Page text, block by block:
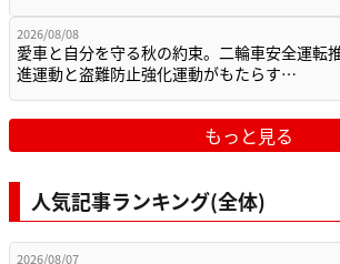
2026/08/08
愛車と自分を守る秋の約束。二輪車安全運転
進運動と盗難防止強化運動がもたらす…
もっと見る
人気記事ランキング(全体)
2026/08/07